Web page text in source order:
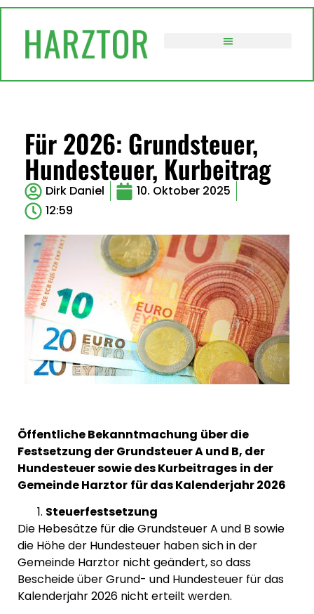
Für 2026: Grundsteuer,
Hundesteuer, Kurbeitrag
Dirk Daniel
10. Oktober 2025
12:59
Öffentliche Bekanntmachung über die
Festsetzung der Grundsteuer A und B, der
Hundesteuer sowie des Kurbeitrages in der
Gemeinde Harztor für das Kalenderjahr 2026
Steuerfestsetzung
Die Hebesätze für die Grundsteuer A und B sowie
die Höhe der Hundesteuer haben sich in der
Gemeinde Harztor nicht geändert, so dass
Bescheide über Grund- und Hundesteuer für das
Kalenderjahr 2026 nicht erteilt werden.